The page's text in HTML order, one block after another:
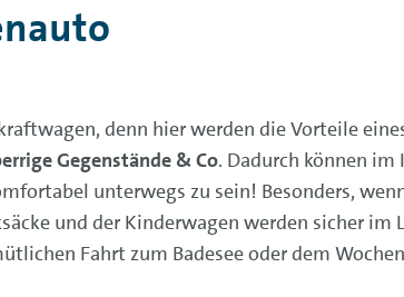
denn hier werden die Vorteile
Gegenstände & Co. Dadurch können
unterwegs zu sein! Besonders,
und der Kinderwagen werden sicher
Fahrt zum Badesee oder dem